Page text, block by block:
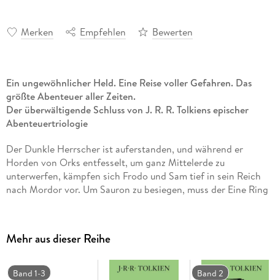
Merken Empfehlen Bewerten
Ein ungewöhnlicher Held. Eine Reise voller Gefahren. Das
größte Abenteuer aller Zeiten.
Der überwältigende Schluss von J. R. R. Tolkiens epischer
Abenteuertriologie
Der Dunkle Herrscher ist auferstanden, und während er
Horden von Orks entfesselt, um ganz Mittelerde zu
unterwerfen, kämpfen sich Frodo und Sam tief in sein Reich
nach Mordor vor. Um Sauron zu besiegen, muss der Eine Ring
und Frodo bleibt kaum noch Zeit. Werden Sam und Frodo ihr
Ziel erreichen, oder wird der Dunkle Herrscher am Ende
wieder über ganz Mittelerde herrschen?
Mehr aus dieser Reihe
Band 1-3 Band 2